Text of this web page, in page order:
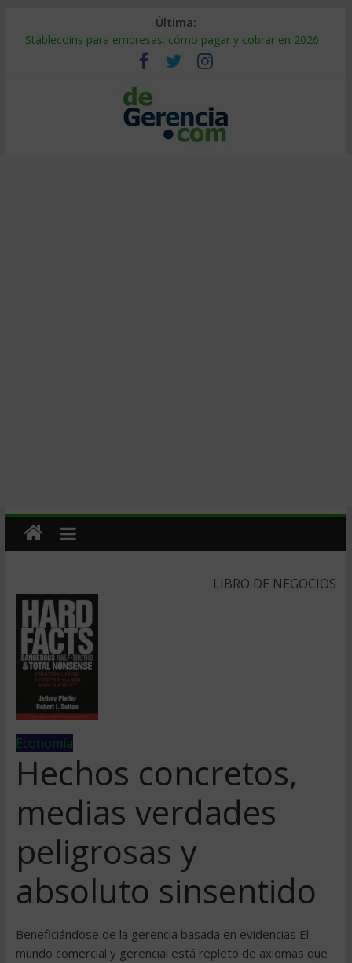
Última:
Stablecoins para empresas: cómo pagar y cobrar en 2026
Despido silencioso: qué es y por qué sale tan caro
IA en selección de personal: cómo auditarla a tiempo
Trabajo forzoso en la cadena de suministro: qué hacer
Mercado hispano de EE. UU.: cómo segmentarlo y venderle
LIBRO DE NEGOCIOS
Economía
Hechos concretos,
medias verdades
peligrosas y
absoluto sinsentido
Beneficiándose de la gerencia basada en evidencias El
mundo comercial y gerencial está repleto de axiomas que